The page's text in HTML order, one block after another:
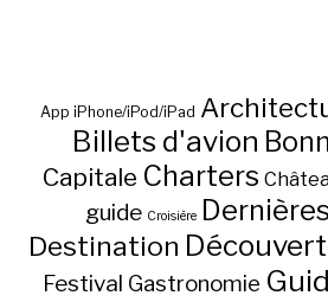
App iPhone/iPod/iPad
Billets d'avion
Capitale Charters
guide Croisière
Destination
Festival Gastronomie